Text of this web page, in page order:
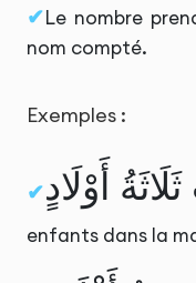
Le nombre
nom compté.
Exemples :
أَوْلَادٍ
enfants dans la